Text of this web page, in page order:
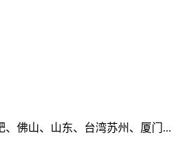
佛山、山东、台湾苏州、厦门...